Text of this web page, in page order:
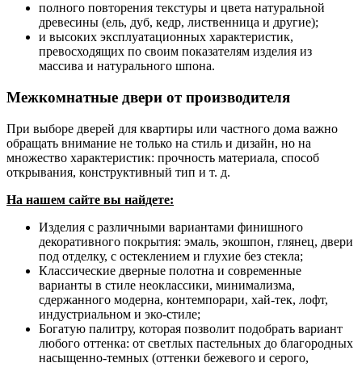
полного повторения текстуры и цвета натуральной
древесины (ель, дуб, кедр, лиственница и другие);
и высоких эксплуатационных характеристик,
превосходящих по своим показателям изделия из
массива и натурального шпона.
Межкомнатные двери от производителя
При выборе дверей для квартиры или частного дома важно
обращать внимание не только на стиль и дизайн, но на
множество характеристик: прочность материала, способ
открывания, конструктивный тип и т. д.
На нашем сайте вы найдете:
Изделия с различными вариантами финишного
декоративного покрытия: эмаль, экошпон, глянец, двери
под отделку, с остеклением и глухие без стекла;
Классические дверные полотна и современные
варианты в стиле неоклассики, минимализма,
сдержанного модерна, контемпорари, хай-тек, лофт,
индустриальном и эко-стиле;
Богатую палитру, которая позволит подобрать вариант
любого оттенка: от светлых пастельных до благородных
насыщенно-темных (оттенки бежевого и серого,